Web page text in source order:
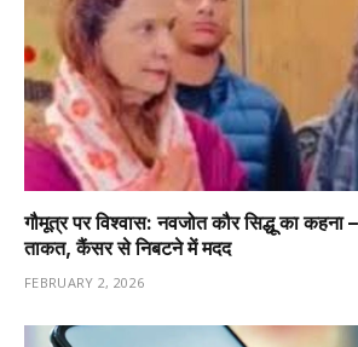
गौमूत्र पर विश्वास: नवजोत कौर सिद्धू का कहना
ताकत, कैंसर से निबटने में मदद
FEBRUARY 2, 2026